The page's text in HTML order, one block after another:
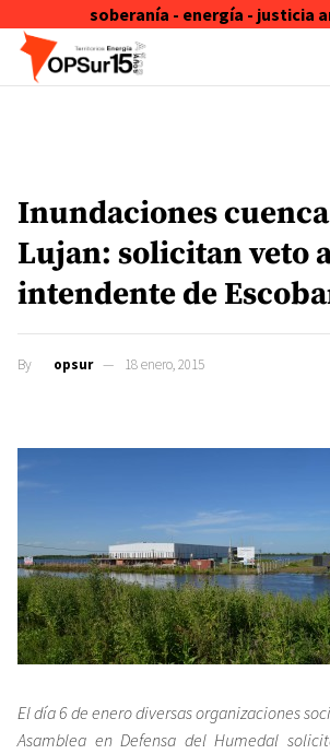
soberanía - energía - justicia
Skip to content
Inundaciones
Lujan: solicitan veto
intendente de
By opsur 18 enero, 2015
El día 6 de enero diversas organizaciones
Asamblea en Defensa del Humedal